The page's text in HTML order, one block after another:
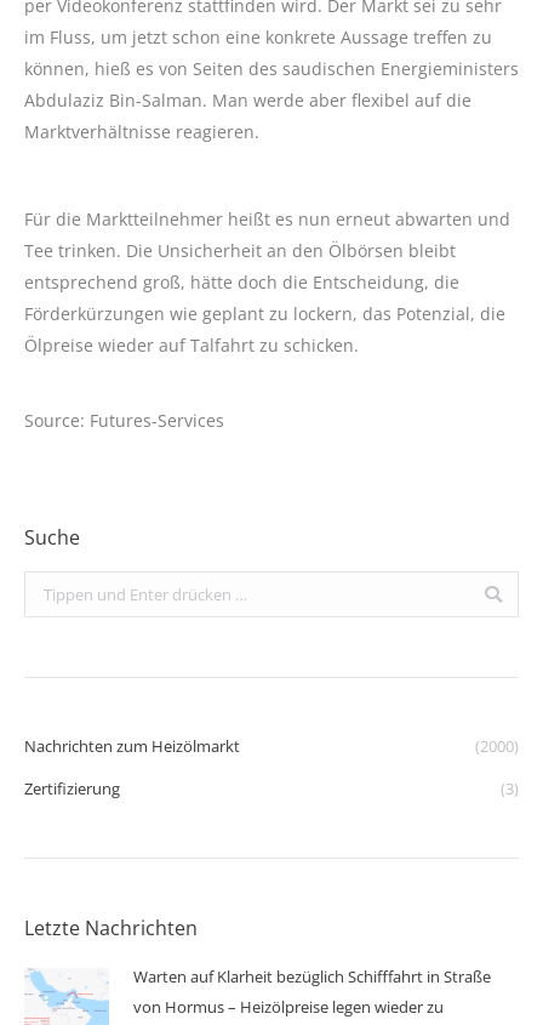
per Videokonferenz stattfinden wird. Der Markt sei zu sehr
im Fluss, um jetzt schon eine konkrete Aussage treffen zu
können, hieß es von Seiten des saudischen Energieministers
Abdulaziz Bin-Salman. Man werde aber flexibel auf die
Marktverhältnisse reagieren.
Für die Marktteilnehmer heißt es nun erneut abwarten und
Tee trinken. Die Unsicherheit an den Ölbörsen bleibt
entsprechend groß, hätte doch die Entscheidung, die
Förderkürzungen wie geplant zu lockern, das Potenzial, die
Ölpreise wieder auf Talfahrt zu schicken.
Source: Futures-Services
Suche
Search:
Nachrichten zum Heizölmarkt
(2000)
Zertifizierung
(3)
Letzte Nachrichten
Warten auf Klarheit bezüglich Schifffahrt in Straße
von Hormus – Heizölpreise legen wieder zu